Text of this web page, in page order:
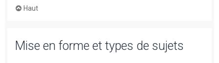
Haut
Mise en forme et types de sujets